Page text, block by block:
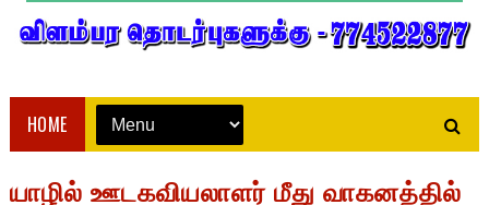
HOME
யாழில் ஊடகவியலாளர் மீது வாகனத்தில்